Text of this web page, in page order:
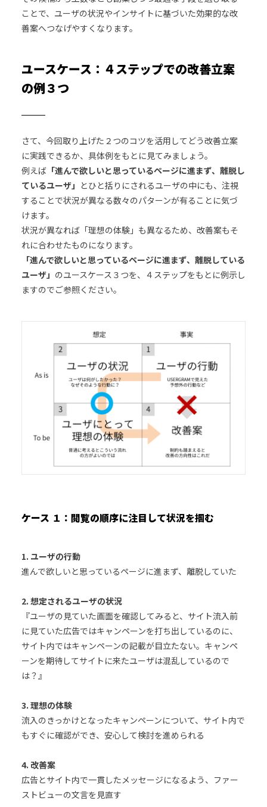
ことで、ユーザの状況やインサイトに基づいた効果的な改
善案へつなげやすくなります。
ユースケース：４ステップでの改善立案
の例３つ
さて、今回取り上げた２つのコツを活用してどう改善立案
に実践できるか、具体例をもとに見てみましょう。
例えば「進んで欲しいと思っているページに進まず、離脱し
ているユーザ」 とひと括りにされるユーザの中にも、注視
することで状況が異なる数々のパターンが有ることに気づ
けます。
状況が異なれば「理想の体験」も異なるため、改善案もそ
れに合わせたものになります。
「進んで欲しいと思っているページに進まず、離脱している
ユーザ」 のユースケース３つを、４ステップをもとに例示し
ますのでご参照ください。
ケース １：閲覧の順序に注目して状況を掴む
1. ユーザの行動
進んで欲しいと思っているページに進まず、離脱していた
2. 想定されるユーザの状況
『ユーザの見ていた画面を確認してみると、サイト流入前
に見ていた広告ではキャンペーンを打ち出しているのに、
サイト内ではキャンペーンの記載が目立たない。キャンペ
ーンを期待してサイトに来たユーザは混乱しているので
は？』
3. 理想の体験
流入のきっかけとなったキャンペーンについて、サイト内で
もすぐに確認ができ、安心して検討を進められる
4. 改善案
広告とサイト内で一貫したメッセージになるよう、ファー
ストビューの文言を見直す